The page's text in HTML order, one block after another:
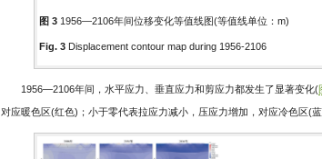
图 31956—2106年间位移变化等值线图(等值线单位：m)
Fig. 3Displacement contour map during 1956-2106
1956—2106年间，水平应力、垂直应力和剪应力都发生了显著变化(
对应暖色区(红色)；小于零代表拉应力减小，压应力增加，对应冷色区(蓝